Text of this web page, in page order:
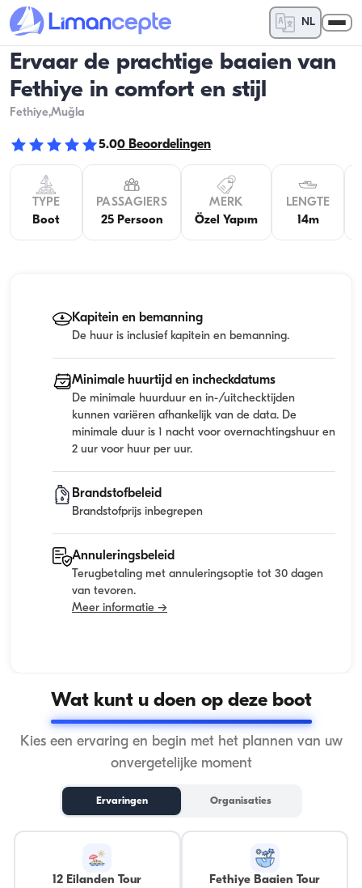
NL
Ervaar de prachtige baaien van
Fethiye in comfort en stijl
Fethiye,Muğla
5.00 Beoordelingen
TYPE
Boot
PASSAGIERS
25 Persoon
MERK
Özel Yapım
LENGTE
14m
Kapitein en bemanning
De huur is inclusief kapitein en bemanning.
Minimale huurtijd en incheckdatums
De minimale huurduur en in-/uitchecktijden
kunnen variëren afhankelijk van de data. De
minimale duur is 1 nacht voor overnachtingshuur en
2 uur voor huur per uur.
Brandstofbeleid
Brandstofprijs inbegrepen
Annuleringsbeleid
Terugbetaling met annuleringsoptie tot 30 dagen
van tevoren.
Meer informatie →
Wat kunt u doen op deze boot
Kies een ervaring en begin met het plannen van uw
onvergetelijke moment
Ervaringen Organisaties
12 Eilanden Tour
Fethiye Baaien Tour